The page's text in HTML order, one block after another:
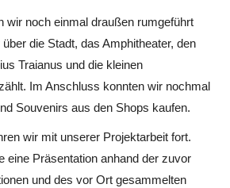
wir noch einmal draußen rumgeführt
die Stadt, das Amphitheater, den
Traianus und die kleinen
Im Anschluss konnten wir nochmal
Souvenirs aus den Shops kaufen.
wir mit unserer Projektarbeit fort.
eine Präsentation anhand der zuvor
und des vor Ort gesammelten